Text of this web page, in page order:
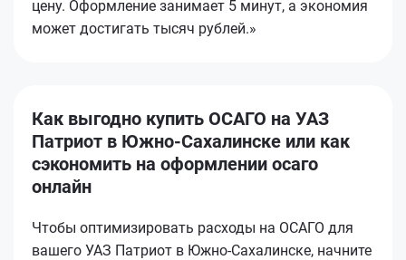
цену. Оформление занимает 5 минут, а экономия
может достигать тысяч рублей.»
Как выгодно купить ОСАГО на УАЗ
Патриот в Южно-Сахалинске или как
сэкономить на оформлении осаго
онлайн
Чтобы оптимизировать расходы на ОСАГО для
вашего УАЗ Патриот в Южно-Сахалинске, начните